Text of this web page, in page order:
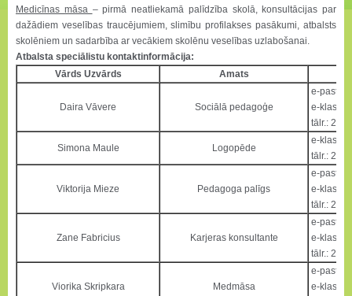
Medicīnas māsa – pirmā neatliekamā palīdzība skolā, konsultācijas par
dažādiem veselības traucējumiem, slimību profilakses pasākumi, atbalsts
skolēniem un sadarbība ar vecākiem skolēnu veselības uzlabošanai.
Atbalsta speciālistu kontaktinformācija:
Vārds Uzvārds
Amats
Daira Vāvere Sociālā pedagoģe
e-pasts:
e-klasē
tālr.:
Simona Maule Logopēde
e-klasē
tālr.:
Viktorija Mieze Pedagoga palīgs
e-pasts:
e-klasē
tālr.:
Zane Fabricius Karjeras konsultante
e-pasts:
e-klasē
tālr.:
Viorika Skripkara Medmāsa
e-pasts:
e-klasē